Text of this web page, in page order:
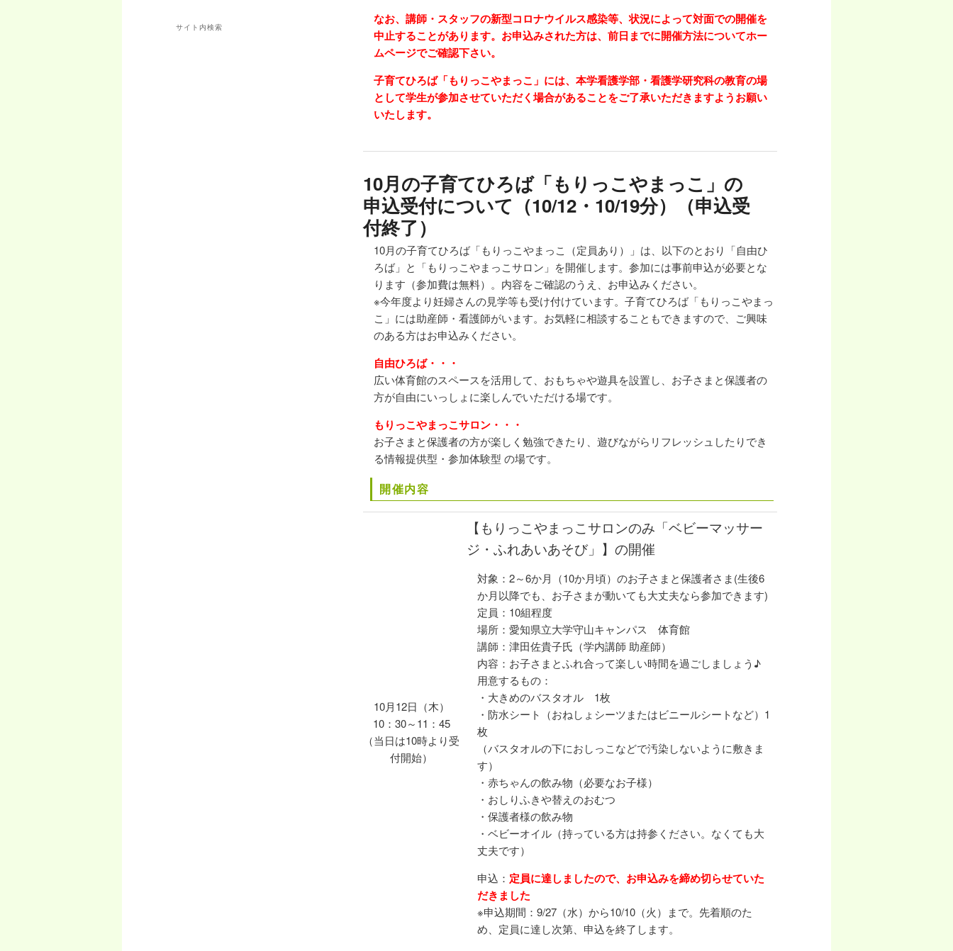
なお、講師・スタッフの新型コロナウイルス感染等、状況によって対面での開催を
中止することがあります。お申込みされた方は、前日までに開催方法についてホー
ムページでご確認下さい。
子育てひろば「もりっこやまっこ」には、本学看護学部・看護学研究科の教育の場
として学生が参加させていただく場合があることをご了承いただきますようお願い
いたします。
10月の子育てひろば「もりっこやまっこ」の
申込受付について（10/12・10/19分）（申込受
付終了）
10月の子育てひろば「もりっこやまっこ（定員あり）」は、以下のとおり「自由ひ
ろば」と「もりっこやまっこサロン」を開催します。参加には事前申込が必要とな
ります（参加費は無料）。内容をご確認のうえ、お申込みください。
※今年度より妊婦さんの見学等も受け付けています。子育てひろば「もりっこやまっ
こ」には助産師・看護師がいます。お気軽に相談することもできますので、ご興味
のある方はお申込みください。
自由ひろば・・・
広い体育館のスペースを活用して、おもちゃや遊具を設置し、お子さまと保護者の
方が自由にいっしょに楽しんでいただける場です。
もりっこやまっこサロン・・・
お子さまと保護者の方が楽しく勉強できたり、遊びながらリフレッシュしたりでき
る情報提供型・参加体験型 の場です。
開催内容
10月12日（木）
10：30～11：45
（当日は10時より受
付開始）
【もりっこやまっこサロンのみ「ベビーマッサー
ジ・ふれあいあそび」】の開催
対象：2～6か月（10か月頃）のお子さまと保護者さま(生後6
か月以降でも、お子さまが動いても大丈夫なら参加できます)
定員：10組程度
場所：愛知県立大学守山キャンパス 体育館
講師：津田佐貴子氏（学内講師 助産師）
内容：お子さまとふれ合って楽しい時間を過ごしましょう♪
用意するもの：
・大きめのバスタオル 1枚
・防水シート（おねしょシーツまたはビニールシートなど）1
枚
（バスタオルの下におしっこなどで汚染しないように敷きま
す）
・赤ちゃんの飲み物（必要なお子様）
・おしりふきや替えのおむつ
・保護者様の飲み物
・ベビーオイル（持っている方は持参ください。なくても大
丈夫です）
申込： 定員に達しましたので、お申込みを締め切らせていた
だきました
※申込期間：9/27（水）から10/10（火）まで。先着順のた
め、定員に達し次第、申込を終了します。
サイト内検索